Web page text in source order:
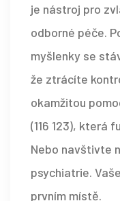
je nástroj pro
odborné péče.
myšlenky se
že ztrácíte
okamžitou
(116 123), která
Nebo navštivte
psychiatrie.
prvním místě.